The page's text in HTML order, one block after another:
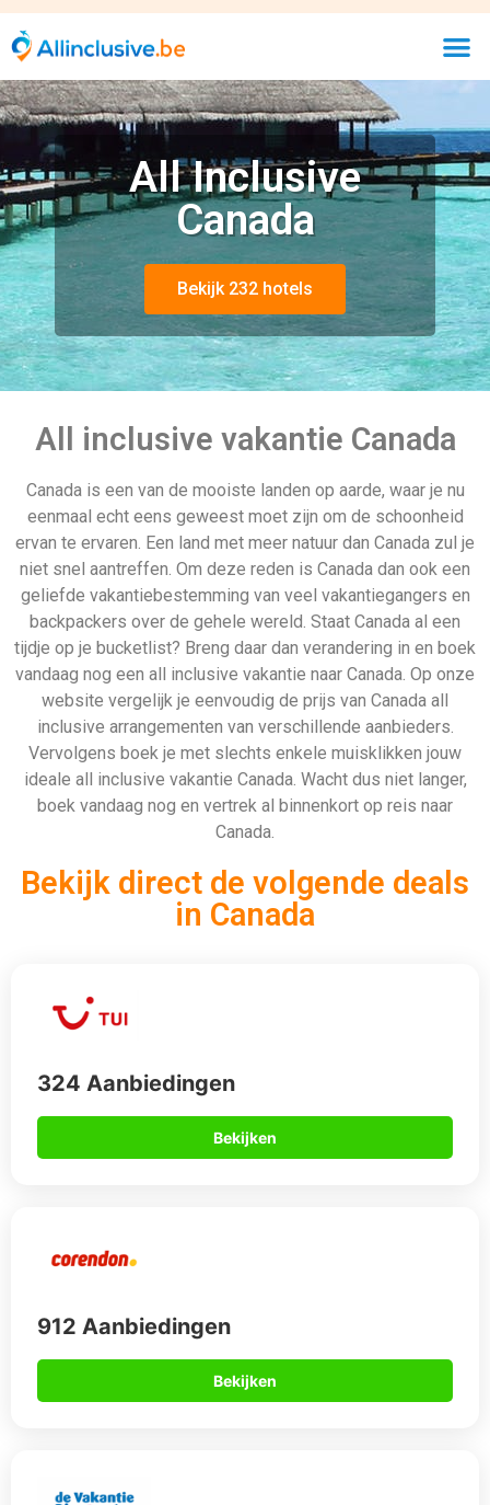
All Inclusive
Canada
Bekijk 232 hotels
All inclusive vakantie Canada
Canada is een van de mooiste landen op aarde, waar je nu
eenmaal echt eens geweest moet zijn om de schoonheid
ervan te ervaren. Een land met meer natuur dan Canada zul je
niet snel aantreffen. Om deze reden is Canada dan ook een
geliefde vakantiebestemming van veel vakantiegangers en
backpackers over de gehele wereld. Staat Canada al een
tijdje op je bucketlist? Breng daar dan verandering in en boek
vandaag nog een all inclusive vakantie naar Canada. Op onze
website vergelijk je eenvoudig de prijs van Canada all
inclusive arrangementen van verschillende aanbieders.
Vervolgens boek je met slechts enkele muisklikken jouw
ideale all inclusive vakantie Canada. Wacht dus niet langer,
boek vandaag nog en vertrek al binnenkort op reis naar
Canada.
Bekijk direct de volgende deals
in Canada
324 Aanbiedingen
Bekijken
912 Aanbiedingen
Bekijken